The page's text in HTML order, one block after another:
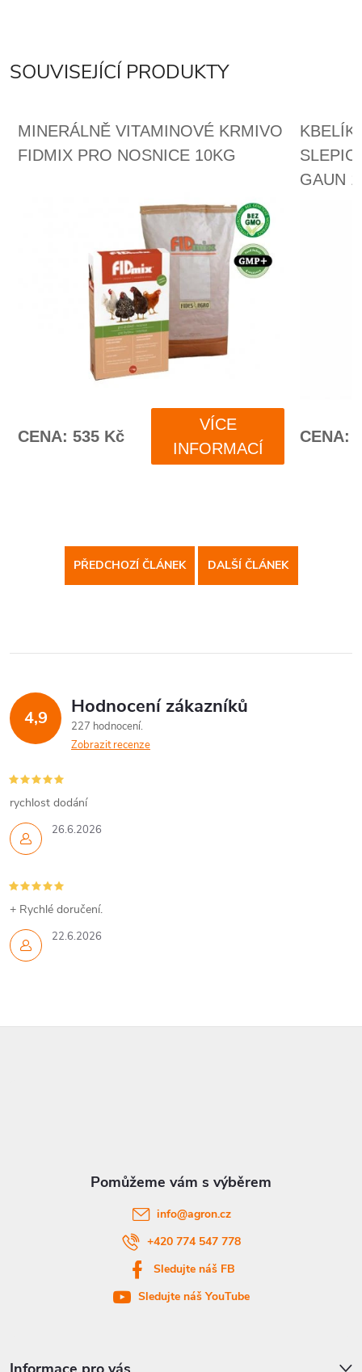
SOUVISEJÍCÍ PRODUKTY
PŘEDCHOZÍ ČLÁNEK DALŠÍ ČLÁNEK
4,9 Hodnocení zákazníků
227 hodnocení
Zobrazit recenze
26.6.2026
rychlost dodání
22.6.2026
+ Rychlé doručení.
info@agron.cz
+420 774 547 778
Sledujte náš FB
Sledujte náš YouTube